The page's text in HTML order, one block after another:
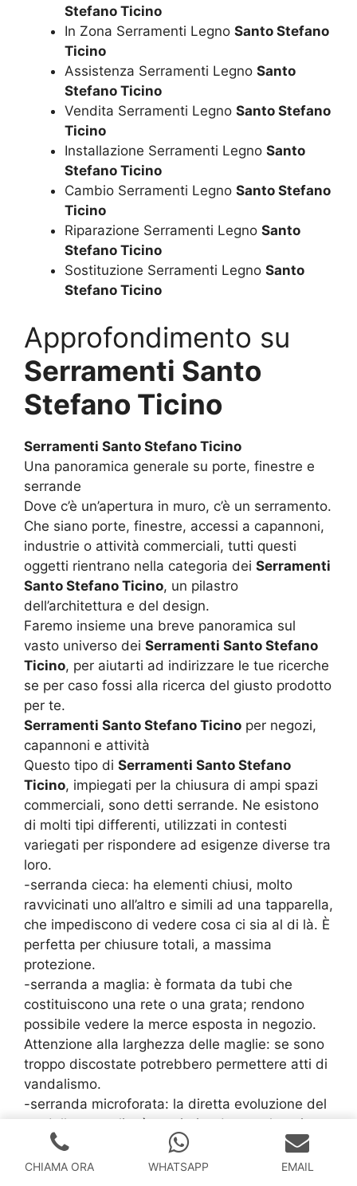
Stefano Ticino
In Zona Serramenti Legno Santo Stefano
Ticino
Assistenza Serramenti Legno Santo
Stefano Ticino
Vendita Serramenti Legno Santo Stefano
Ticino
Installazione Serramenti Legno Santo
Stefano Ticino
Cambio Serramenti Legno Santo Stefano
Ticino
Riparazione Serramenti Legno Santo
Stefano Ticino
Sostituzione Serramenti Legno Santo
Stefano Ticino
Approfondimento su
Serramenti Santo
Stefano Ticino
Serramenti Santo Stefano Ticino
Una panoramica generale su porte, finestre e
serrande
Dove c’è un’apertura in muro, c’è un serramento.
Che siano porte, finestre, accessi a capannoni,
industrie o attività commerciali, tutti questi
oggetti rientrano nella categoria dei Serramenti
Santo Stefano Ticino, un pilastro
dell’architettura e del design.
Faremo insieme una breve panoramica sul
vasto universo dei Serramenti Santo Stefano
Ticino, per aiutarti ad indirizzare le tue ricerche
se per caso fossi alla ricerca del giusto prodotto
per te.
Serramenti Santo Stefano Ticino per negozi,
capannoni e attività
Questo tipo di Serramenti Santo Stefano
Ticino, impiegati per la chiusura di ampi spazi
commerciali, sono detti serrande. Ne esistono
di molti tipi differenti, utilizzati in contesti
variegati per rispondere ad esigenze diverse tra
loro.
-serranda cieca: ha elementi chiusi, molto
ravvicinati uno all’altro e simili ad una tapparella,
che impediscono di vedere cosa ci sia al di là. È
perfetta per chiusure totali, a massima
protezione.
-serranda a maglia: è formata da tubi che
costituiscono una rete o una grata; rendono
possibile vedere la merce esposta in negozio.
Attenzione alla larghezza delle maglie: se sono
troppo discostate potrebbero permettere atti di
vandalismo.
-serranda microforata: la diretta evoluzione del
modello a maglia, è costituita da un telo unico,
ma con tanti piccoli fori. È più difficile da
penetrare della collega a maglia, ma lascia
CHIAMA ORA WHATSAPP EMAIL